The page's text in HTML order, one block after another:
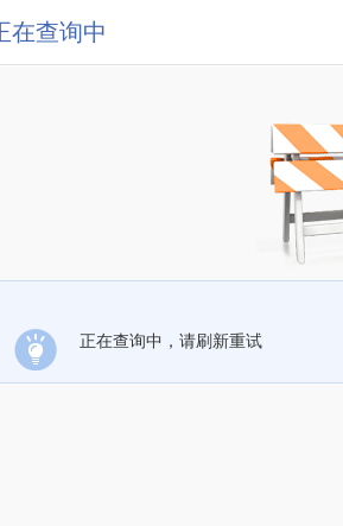
在查询中
正在查询中，请刷新重试